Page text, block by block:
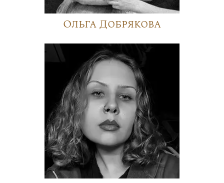
Ольга Добрякова